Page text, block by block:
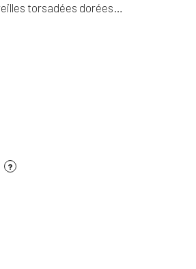
torsadées dorées…
?